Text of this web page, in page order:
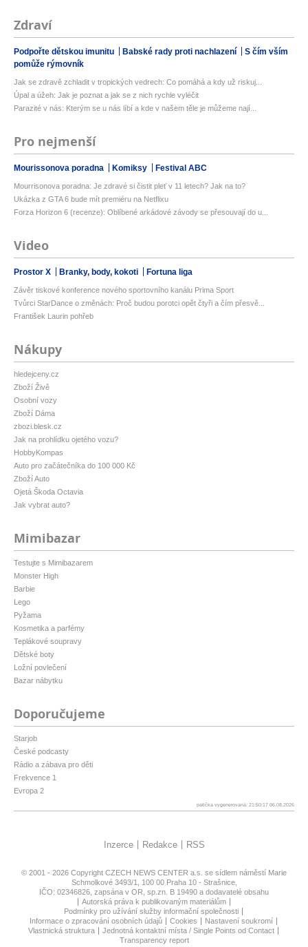
Zdraví
Podpořte dětskou imunitu Babské rady proti nachlazení
S čím vším
pomůže rýmovník
Jak se zdravě zchladit v tropických vedrech: Co pomáhá a kdy už riskuj...
Úpal a úžeh: Jak je poznat a jak se z nich rychle vyléčit
Parazité v nás: Kterým se u nás líbí a kde v našem těle je můžeme nají...
Pro nejmenší
Mourissonova poradna Komiksy Festival ABC
Mourrisonova poradna: Je zdravé si čistit pleť v 11 letech? Jak na to?
Ukázka z GTA 6 bude mít premiéru na Netflixu
Forza Horizon 6 (recenze): Oblíbené arkádové závody se přesouvají do u...
Video
Prostor X Branky, body, kokoti Fortuna liga
Závěr tiskové konference nového sportovního kanálu Prima Sport
Tvůrci StarDance o změnách: Proč budou porotci opět čtyři a čím přesvě...
František Laurin pohřeb
Nákupy
hledejceny.cz
Zboží Živě
Osobní vozy
Zboží Dáma
zbozi.blesk.cz
Jak na prohlídku ojetého vozu?
HobbyKompas
Auto pro začátečníka do 100 000 Kč
Zboží Auto
Ojetá Škoda Octavia
Jak vybrat auto?
Mimibazar
Testujte s Mimibazarem
Monster High
Barbie
Lego
Pyžama
Kosmetika a parfémy
Teplákové soupravy
Dětské boty
Ložní povlečení
Bazar nábytku
Doporučujeme
Starjob
České podcasty
Rádio a zábava pro děti
Frekvence 1
Evropa 2
patička vygenerovaná: 21:50:17 06.08.2026
Inzerce Redakce RSS
© 2001 - 2026 Copyright CZECH NEWS CENTER a.s. se sídlem náměstí Marie
Schmolkové 3493/1, 100 00 Praha 10 - Strašnice,
IČO: 02346826, zapsána v OR, sp.zn. B 19490 a dodavatelé obsahu
Autorská práva k publikovaným materiálům
Podmínky pro užívání služby informační společnosti
Informace o zpracování osobních údajů
Cookies
Nastavení soukromí
Vlastnická struktura
Jednotná kontaktní místa / Single Points od Contact
Transparency report